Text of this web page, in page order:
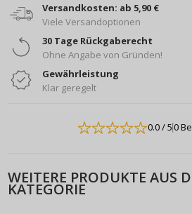
Versandkosten: ab 5,90 €
Viele Versandoptionen
30 Tage Rückgaberecht
Ohne Angabe von Gründen!
Gewährleistung
Klar geregelt
0.0/ 50
WEITERE PRODUKTE AUS
KATEGORIE